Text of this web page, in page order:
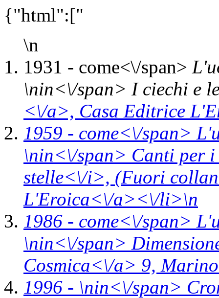
{"html":["
\n
1931 - come<\/span>
\nin<\/span> I ciechi e
<\/a>, Casa Editrice
1959 - come<\/span>
\nin<\/span> Canti per
stelle<\/i>, (Fuori
L'Eroica<\/a><\/li>\n
1986 - come<\/span>
\nin<\/span>
Cosmica<\/a> 9,
1996 - \nin<\/span>